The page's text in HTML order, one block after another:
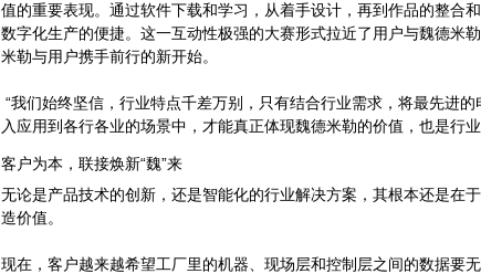
值的重要表现。通过软件下载和学习，从着手设计，再到作品的整合
数字化生产的便捷。这一互动性极强的大赛形式拉近了用户与魏德米
米勒与用户携手前行的新开始。
“我们始终坚信，行业特点千差万别，只有结合行业需求，将最先进
入应用到各行各业的场景中，才能真正体现魏德米勒的价值，也是行
客户为本，联接焕新“魏”来
无论是产品技术的创新，还是智能化的行业解决方案，其根本还是在
造价值。
现在，客户越来越希望工厂里的机器、现场层和控制层之间的数据要